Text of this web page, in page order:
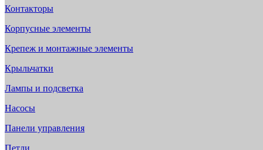
Контакторы
Корпусные элементы
Крепеж и монтажные элементы
Крыльчатки
Лампы и подсветка
Насосы
Панели управления
Петли